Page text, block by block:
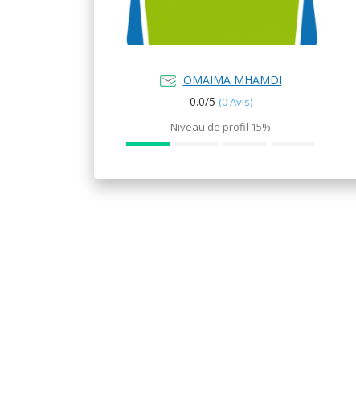
OMAIMA MHAMDI
0.0/5 (0 Avis)
Niveau de profil 15%